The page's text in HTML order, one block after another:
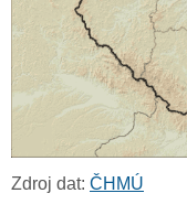
Zdroj dat: ČHMÚ